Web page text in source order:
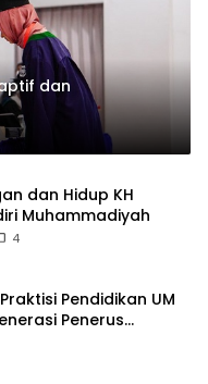
dan
dan Hidup KH
Muhammadiyah
4
Pendidikan UM
Penerus